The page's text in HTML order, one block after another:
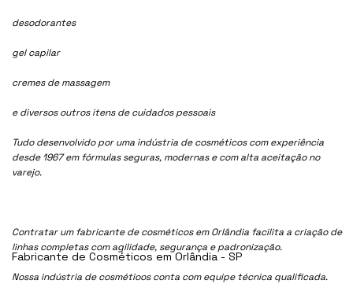
desodorantes
gel capilar
cremes de massagem
e diversos outros itens de cuidados pessoais
Tudo desenvolvido por uma indústria de cosméticos com experiência
desde 1967 em fórmulas seguras, modernas e com alta aceitação no
varejo.
Contratar um fabricante de cosméticos em Orlândia facilita a criação de
linhas completas com agilidade, segurança e padronização.
Nossa indústria de cosmétioos conta com equipe técnica qualificada.
Fabricante de Cosméticos em Orlândia - SP